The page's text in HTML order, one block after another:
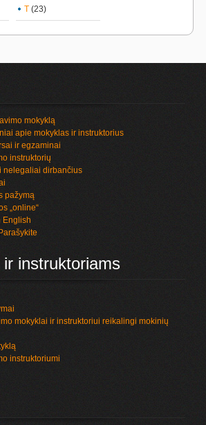
T (23)
mokyklą
apie mokyklas ir instruktorius
ir egzaminai
instruktorių
nelegaliai dirbančius
pažymą
„online“
English
instruktoriams
mokyklai ir instruktoriui reikalingi mokinių
instruktoriumi